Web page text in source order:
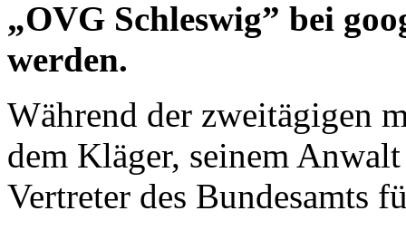
„OVG Schleswig” bei
werden.
Während der zweitägigen
dem Kläger, seinem
Vertreter des Bundesamts